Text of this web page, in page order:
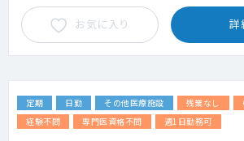
お気に入り 詳
定期 日勤 その他医療施設 残業なし
経験不問
専門医資格不問 週1日勤務可